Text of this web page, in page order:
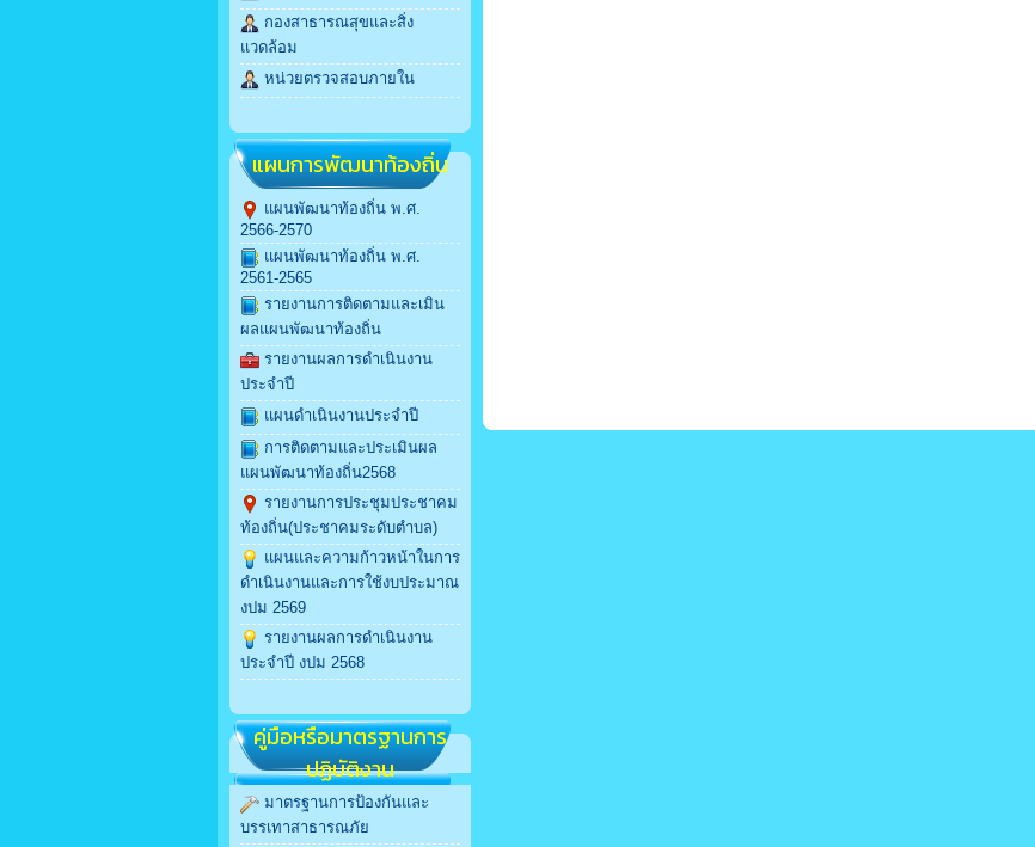
กองสาธารณสุขและสิ่ง
แวดล้อม
หน่วยตรวจสอบภายใน
แผนการพัฒนาท้องถิ่น
แผนพัฒนาท้องถิ่น พ.ศ.
2566-2570
แผนพัฒนาท้องถิ่น พ.ศ.
2561-2565
รายงานการติดตามและเมิน
ผลแผนพัฒนาท้องถิ่น
รายงานผลการดำเนินงาน
ประจำปี
แผนดำเนินงานประจำปี
การติดตามและประเมินผล
แผนพัฒนาท้องถิ่น2568
รายงานการประชุมประชาคม
ท้องถิ่น(ประชาคมระดับตำบล)
แผนและความก้าวหน้าในการ
ดำเนินงานและการใช้งบประมาณ
งปม 2569
รายงานผลการดำเนินงาน
ประจำปี งปม 2568
คู่มือหรือมาตรฐานการ
ปฏิบัติงาน
มาตรฐานการป้องกันและ
บรรเทาสาธารณภัย